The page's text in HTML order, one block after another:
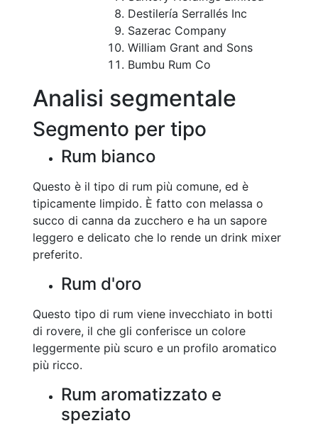
Destilería Serrallés Inc
Sazerac Company
William Grant and Sons
Bumbu Rum Co
Analisi segmentale
Segmento per tipo
Rum bianco
Questo è il tipo di rum più comune, ed è
tipicamente limpido. È fatto con melassa o
succo di canna da zucchero e ha un sapore
leggero e delicato che lo rende un drink mixer
preferito.
Rum d'oro
Questo tipo di rum viene invecchiato in botti
di rovere, il che gli conferisce un colore
leggermente più scuro e un profilo aromatico
più ricco.
Rum aromatizzato e
speziato